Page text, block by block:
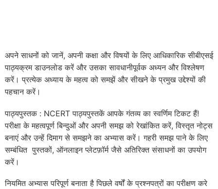
अपने साधनों को जानें, अपनी कक्षा और विषयों के लिए आधिकारिक सीबीएसई
पाठ्यक्रम डाउनलोड करें और उसका सावधानीपूर्वक अध्यन और विश्लेषण
करें। प्रत्येक अध्याय के महत्व को समझें और सीखने के प्रमुख उद्देश्यों की
पहचान करें।
पाठ्यपुस्तक : NCERT पाठ्यपुस्तकें आपके गंतव्य का स्वर्णिम टिकट हैं!
परीक्षा के महत्वपूर्ण बिन्दुओं और अपनी समझ को रेखांकित करें, विस्तृत नोट्स
बनाएं और उन्हें दिमाग से समझने का अभ्यास करें। गहरी समझ पाने के लिए
सम्बंधित पुस्तकों, ऑनलाइन प्लेटफ़ॉर्म जैसे अतिरिक्त संसाधनों का उपयोग
करें।
नियमित अभ्यास परिपूर्ण बनाता है पिछले वर्षों के प्रश्नपत्रों का परीक्षण करे